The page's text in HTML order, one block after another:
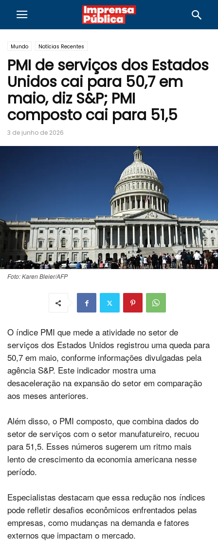
Mundo Notícias Recentes
PMI de serviços dos Estados
Unidos cai para 50,7 em
maio, diz S&P; PMI
composto cai para 51,5
3 de junho de 2026
Foto: Karen Bleier/AFP
O índice PMI que mede a atividade no setor de
serviços dos Estados Unidos registrou uma queda para
50,7 em maio, conforme informações divulgadas pela
agência S&P. Este indicador mostra uma
desaceleração na expansão do setor em comparação
aos meses anteriores.
Além disso, o PMI composto, que combina dados do
setor de serviços com o setor manufatureiro, recuou
para 51,5. Esses números sugerem um ritmo mais
lento de crescimento da economia americana nesse
período.
Especialistas destacam que essa redução nos índices
pode refletir desafios econômicos enfrentados pelas
empresas, como mudanças na demanda e fatores
externos que impactam o mercado.